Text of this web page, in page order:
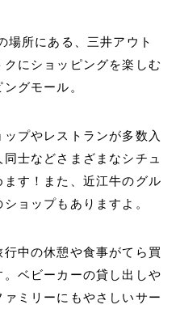
所にある、三井アウト
にショッピングを楽しむ
グモール。
プやレストランが多数入
士などさまざまなシチュ
す！また、近江牛のグル
ョップもありますよ。
中の休憩や食事がてら買
ベビーカーの貸し出しや
ミリーにもやさしいサー